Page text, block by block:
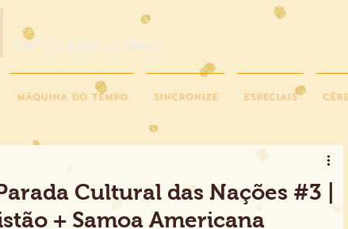
A ARTE SOB TODOS OS SENTIDOS
MÁQUINA DO TEMPO SINCRONIZE ESPECIAIS
Cultural das Nações #3 |
+ Samoa Americana